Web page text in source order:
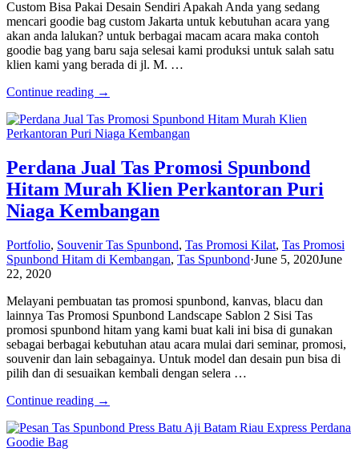
Custom Bisa Pakai Desain Sendiri Apakah Anda yang sedang
mencari goodie bag custom Jakarta untuk kebutuhan acara yang
akan anda lalukan? untuk berbagai macam acara maka contoh
goodie bag yang baru saja selesai kami produksi untuk salah satu
klien kami yang berada di jl. M. …
Continue reading →
Perdana Jual Tas Promosi Spunbond
Hitam Murah Klien Perkantoran Puri
Niaga Kembangan
Portfolio, Souvenir Tas Spunbond, Tas Promosi Kilat, Tas Promosi
Spunbond Hitam di Kembangan, Tas Spunbond·June 5, 2020June
22, 2020
Melayani pembuatan tas promosi spunbond, kanvas, blacu dan
lainnya Tas Promosi Spunbond Landscape Sablon 2 Sisi Tas
promosi spunbond hitam yang kami buat kali ini bisa di gunakan
sebagai berbagai kebutuhan atau acara mulai dari seminar, promosi,
souvenir dan lain sebagainya. Untuk model dan desain pun bisa di
pilih dan di sesuaikan kembali dengan selera …
Continue reading →